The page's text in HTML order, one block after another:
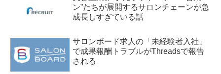
ン”たちが展開するサロンチェーンが急
成長しすぎている話
サロンボード求人の「未経験者入社」
で成果報酬トラブルがThreadsで報告
される